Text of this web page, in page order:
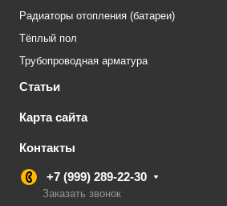
Радиаторы отопления (батареи)
Тёплый пол
Трубопроводная арматура
Статьи
Карта сайта
Контакты
+7 (999) 289-22-30
Заказать звонок